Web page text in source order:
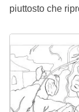
piuttosto che